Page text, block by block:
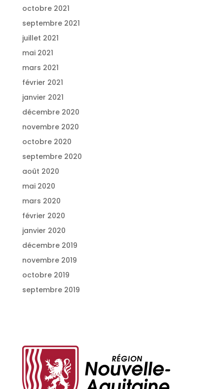
octobre 2021
septembre 2021
juillet 2021
mai 2021
mars 2021
février 2021
janvier 2021
décembre 2020
novembre 2020
octobre 2020
septembre 2020
août 2020
mai 2020
mars 2020
février 2020
janvier 2020
décembre 2019
novembre 2019
octobre 2019
septembre 2019